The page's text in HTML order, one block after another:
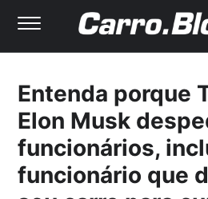
Entenda porque
Elon Musk
funcionários,
funcionário que